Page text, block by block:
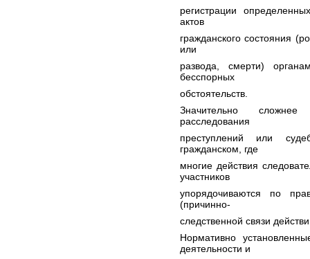
регистрации
актов
гражданского состояния
или
развода, смерти)
бесспорных
обстоятельств.
Значительно
расследования
преступлений или
гражданском, где
многие действия
участников
упорядочиваются по
(причинно-
следственной связи
Нормативно
деятельности и